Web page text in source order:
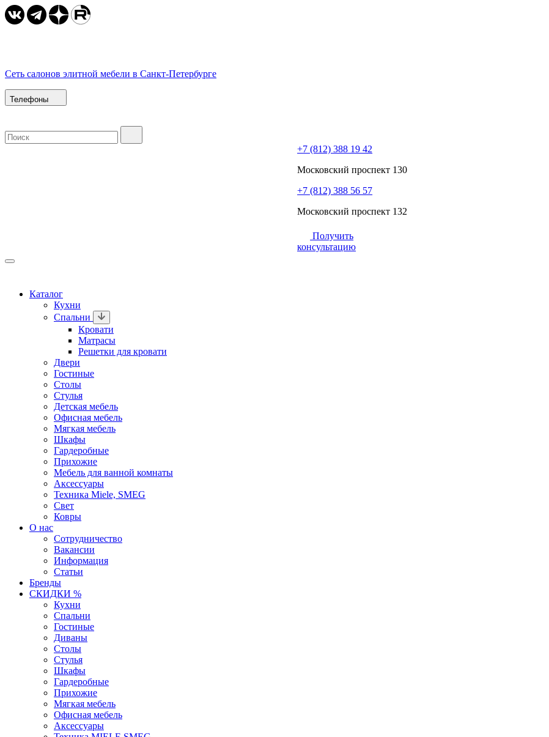
Сеть салонов элитной мебели в Санкт-Петербурге
Телефоны
+7 (812) 388 19 42
Московский проспект 130
+7 (812) 388 56 57
Московский проспект 132
Получить
консультацию
Каталог
Кухни
Спальни
Кровати
Матрасы
Решетки для кровати
Двери
Гостиные
Столы
Стулья
Детская мебель
Офисная мебель
Мягкая мебель
Шкафы
Гардеробные
Прихожие
Мебель для ванной комнаты
Аксессуары
Техника Miele, SMEG
Свет
Ковры
О нас
Сотрудничество
Вакансии
Информация
Статьи
Бренды
СКИДКИ %
Кухни
Спальни
Гостиные
Диваны
Столы
Стулья
Шкафы
Гардеробные
Прихожие
Мягкая мебель
Офисная мебель
Аксессуары